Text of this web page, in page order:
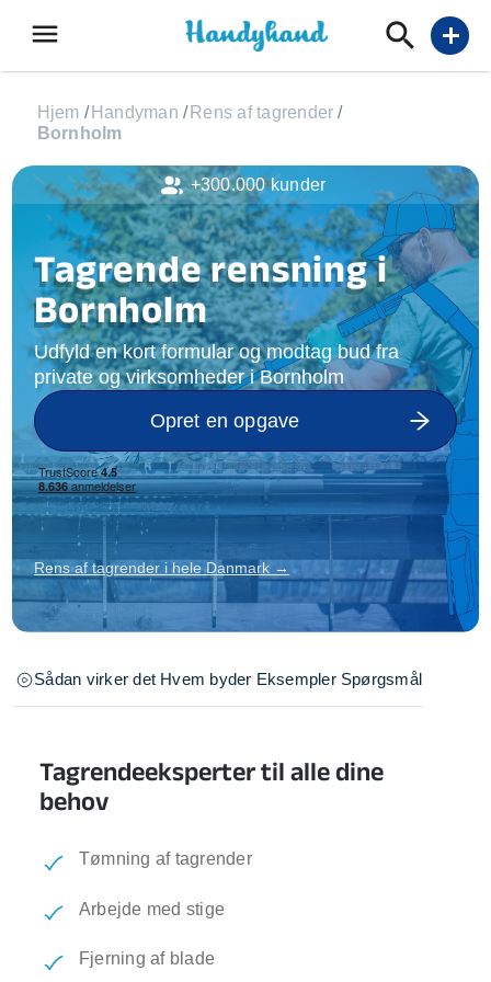
menu add
Hjem / Handyman / Rens af tagrender /
Bornholm
Tagrende rensning i
Bornholm
Udfyld en kort formular og modtag bud fra
private og virksomheder i Bornholm
Opret en opgave
Rens af tagrender i hele Danmark →
Sådan virker det Hvem byder Eksempler Spørgsmål
Tagrendeeksperter til alle dine
behov
Tømning af tagrender
Arbejde med stige
Fjerning af blade
+300.000 kunder